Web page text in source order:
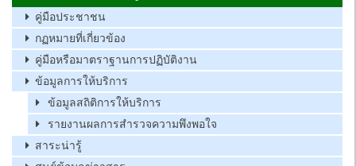
คู่มือประชาชน
กฏหมายที่เกี่ยวข้อง
คู่มือหรือมาตราฐานการปฏิบัติงาน
ข้อมูลการให้บริการ
ข้อมูลสถิติการให้บริการ
รายงานผลการสำรวจความพึงพอใจ
สาระน่ารู้